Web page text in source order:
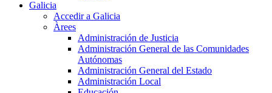
Galicia
Accedir a Galicia
Àrees
Administración de Justicia
Administración General de las Comunidades
Autónomas
Administración General del Estado
Administración Local